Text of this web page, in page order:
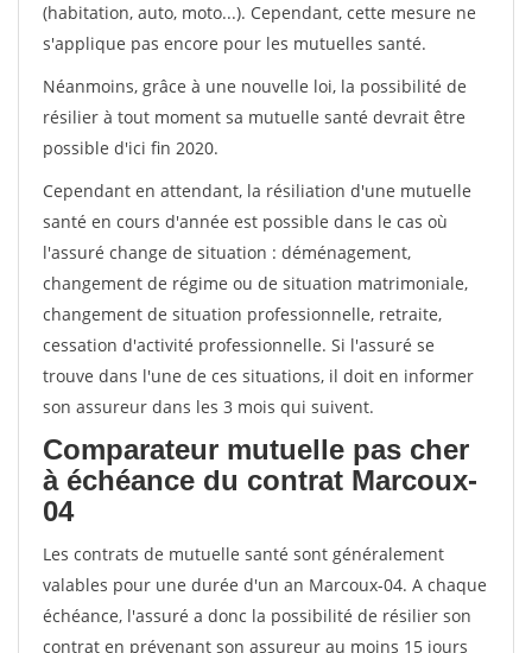
(habitation, auto, moto...). Cependant, cette mesure ne
s'applique pas encore pour les mutuelles santé.
Néanmoins, grâce à une nouvelle loi, la possibilité de
résilier à tout moment sa mutuelle santé devrait être
possible d'ici fin 2020.
Cependant en attendant, la résiliation d'une mutuelle
santé en cours d'année est possible dans le cas où
l'assuré change de situation : déménagement,
changement de régime ou de situation matrimoniale,
changement de situation professionnelle, retraite,
cessation d'activité professionnelle. Si l'assuré se
trouve dans l'une de ces situations, il doit en informer
son assureur dans les 3 mois qui suivent.
Comparateur mutuelle pas cher
à échéance du contrat Marcoux-
04
Les contrats de mutuelle santé sont généralement
valables pour une durée d'un an Marcoux-04. A chaque
échéance, l'assuré a donc la possibilité de résilier son
contrat en prévenant son assureur au moins 15 jours